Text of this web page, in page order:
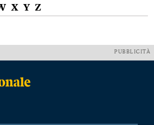
X Y Z
PUBBLICITÀ